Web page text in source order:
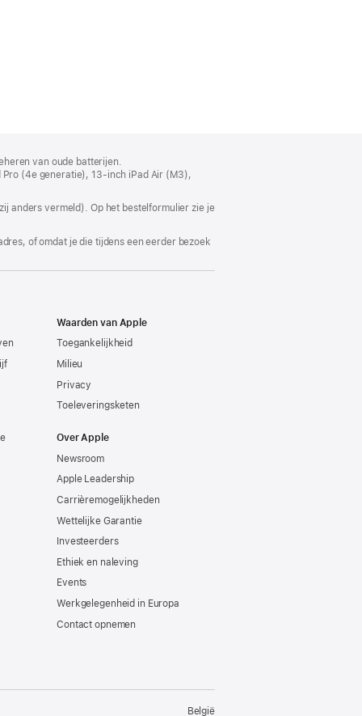
van oude batterijen.
(4e generatie), 13‑inch iPad Air (M3),
anders vermeld). Op het bestelformulier zie je
of omdat je die tijdens een eerder bezoek
Waarden van Apple
Toegankelijkheid
Milieu
Privacy
Toeleveringsketen
Over Apple
Newsroom
Apple Leadership
Carrièremogelijkheden
Wettelijke Garantie
Investeerders
Ethiek en naleving
Events
Werkgelegenheid in Europa
Contact opnemen
België